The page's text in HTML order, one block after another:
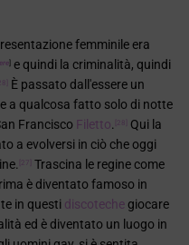
femminile era
e quindi la criminalità, quindi
[28]
È passato dall'essere un
a qualcosa fatto solo di notte
Francisco Filetto. [28]
Qui la
a evolversi in ciò che oggi
[27]
Trascina le regine come
è diventato famoso in
in questi discoteche giocare
ed è diventato un luogo in